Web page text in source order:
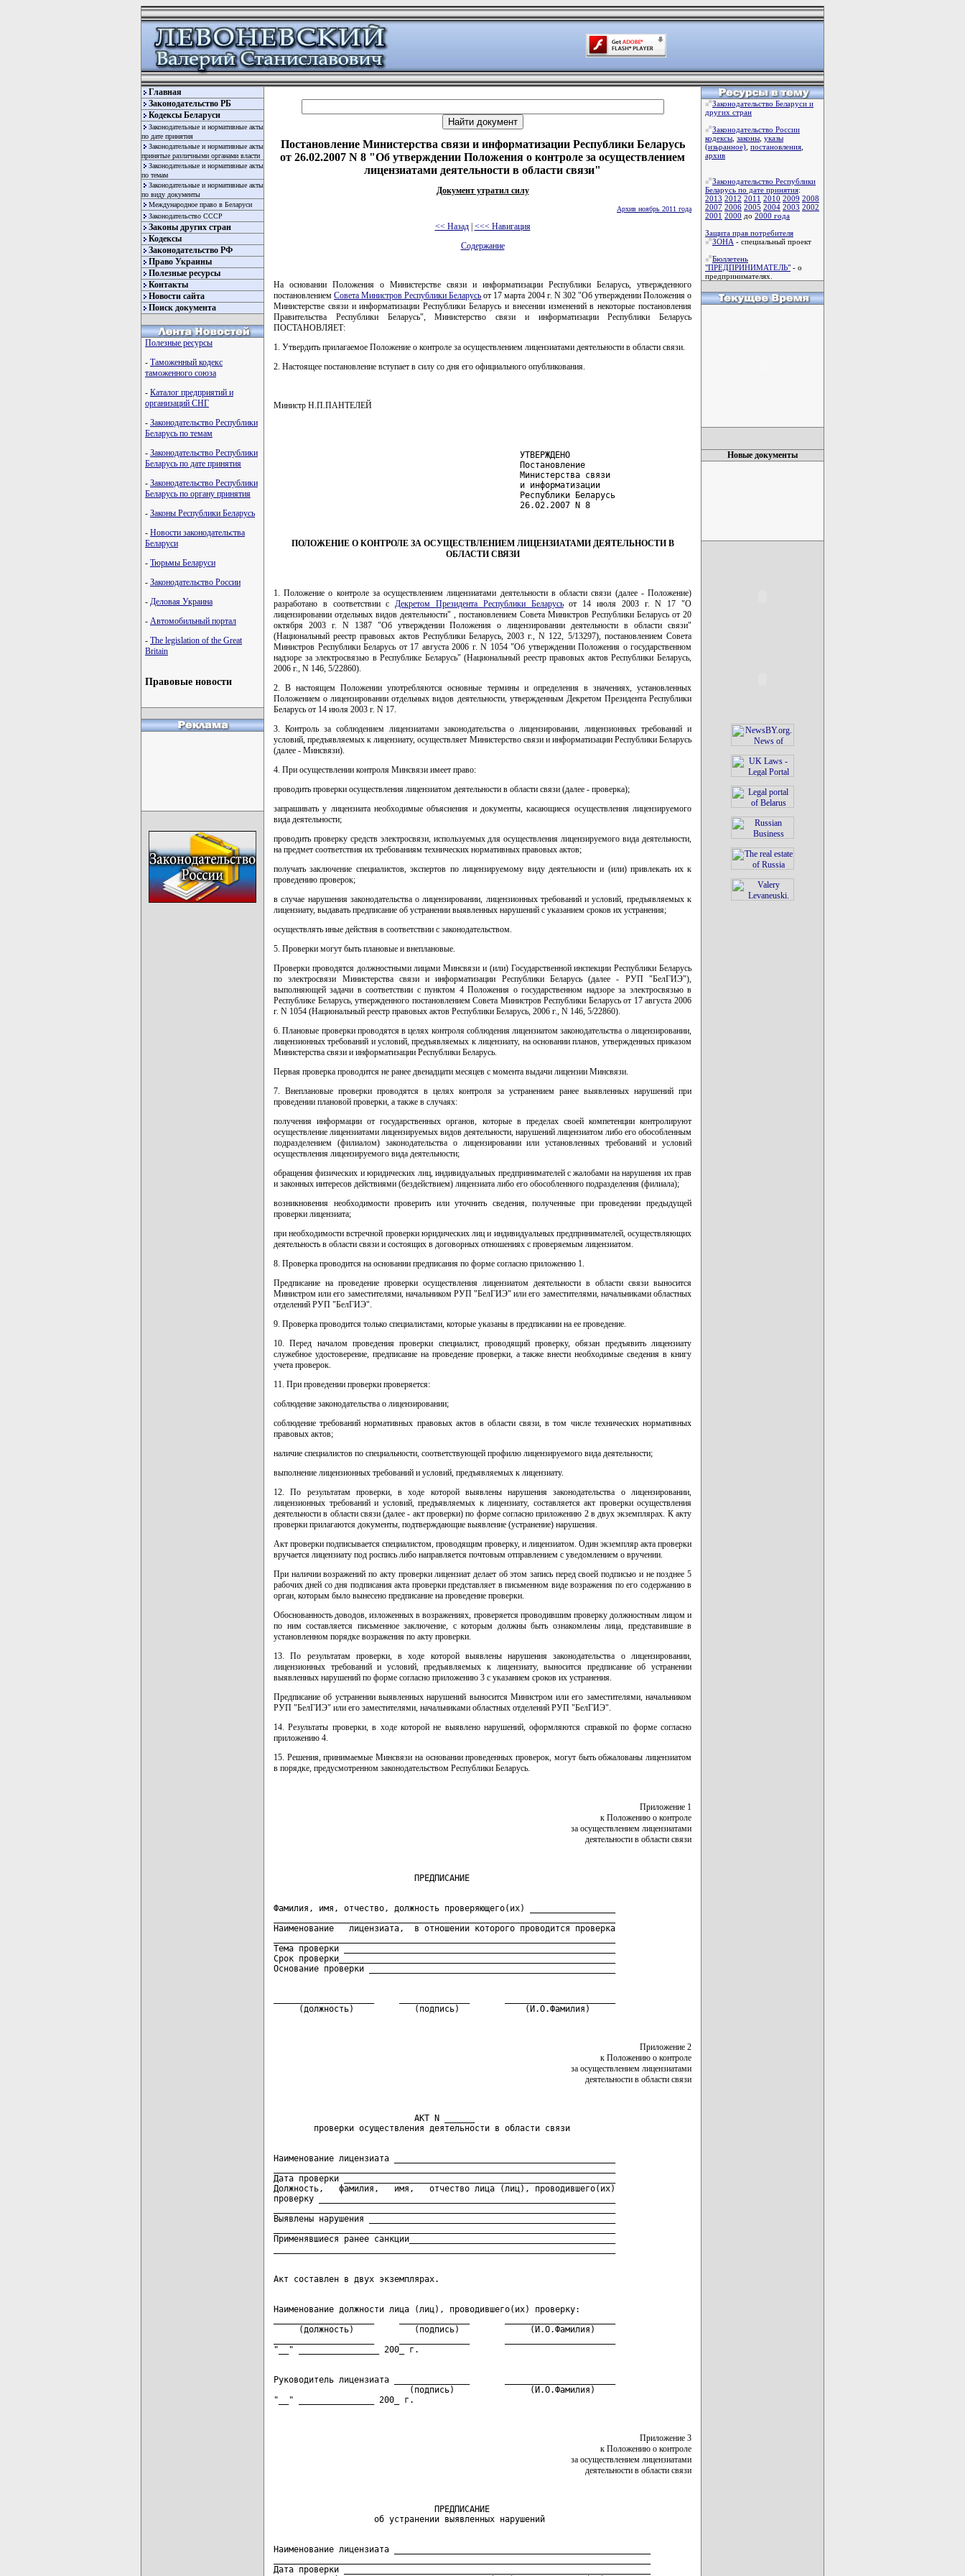
Главная
Законодательство РБ
Кодексы Беларуси
Законодательные и нормативные акты
по дате принятия
Законодательные и нормативные акты
принятые различными органами власти
Законодательные и нормативные акты
по темам
Законодательные и нормативные акты
по виду документы
Международное право в Беларуси
Законодательство СССР
Законы других стран
Кодексы
Законодательство РФ
Право Украины
Полезные ресурсы
Контакты
Новости сайта
Поиск документа
Полезные ресурсы
- Таможенный кодекс
таможенного союза
- Каталог предприятий и
организаций СНГ
- Законодательство Республики
Беларусь по темам
- Законодательство Республики
Беларусь по дате принятия
- Законодательство Республики
Беларусь по органу принятия
- Законы Республики Беларусь
- Новости законодательства
Беларуси
- Тюрьмы Беларуси
- Законодательство России
- Деловая Украина
- Автомобильный портал
- The legislation of the Great
Britain
Правовые новости
Постановление Министерства связи и информатизации Республики Беларусь
от 26.02.2007 N 8 "Об утверждении Положения о контроле за осуществлением
лицензиатами деятельности в области связи"
Документ утратил силу
Архив ноябрь 2011 года
<< Назад| <<< Навигация
Содержание
На основании Положения о Министерстве связи и информатизации Республики Беларусь, утвержденного
постановлениемСовета Министров Республики Беларусь от 17 марта 2004 г. N 302 "Об утверждении Положения о
Министерстве связи и информатизации Республики Беларусь и внесении изменений в некоторые постановления
Правительства Республики Беларусь", Министерство связи и информатизации Республики Беларусь
ПОСТАНОВЛЯЕТ:
1. Утвердить прилагаемое Положение о контроле за осуществлением лицензиатами деятельности в области связи.
2. Настоящее постановление вступает в силу со дня его официального опубликования.
Министр Н.П.ПАНТЕЛЕЙ
                                                 УТВЕРЖДЕНО
                                                 Постановление
                                                 Министерства связи
                                                 и информатизации
                                                 Республики Беларусь
                                                 26.02.2007 N 8
ПОЛОЖЕНИЕ О КОНТРОЛЕ ЗА ОСУЩЕСТВЛЕНИЕМ ЛИЦЕНЗИАТАМИ ДЕЯТЕЛЬНОСТИ В
ОБЛАСТИ СВЯЗИ
1. Положение о контроле за осуществлением лицензиатами деятельности в области связи (далее - Положение)
разработано в соответствии сДекретом Президента Республики Беларусьот 14 июля 2003 г. N 17 "О
лицензировании отдельных видов деятельности" , постановлением Совета Министров Республики Беларусь от 20
октября 2003 г. N 1387 "Об утверждении Положения о лицензировании деятельности в области связи"
(Национальный реестр правовых актов Республики Беларусь, 2003 г., N 122, 5/13297), постановлением Совета
Министров Республики Беларусь от 17 августа 2006 г. N 1054 "Об утверждении Положения о государственном
надзоре за электросвязью в Республике Беларусь" (Национальный реестр правовых актов Республики Беларусь,
2006 г., N 146, 5/22860).
2. В настоящем Положении употребляются основные термины и определения в значениях, установленных
Положением о лицензировании отдельных видов деятельности, утвержденным Декретом Президента Республики
Беларусь от 14 июля 2003 г. N 17.
3. Контроль за соблюдением лицензиатами законодательства о лицензировании, лицензионных требований и
условий, предъявляемых к лицензиату, осуществляет Министерство связи и информатизации Республики Беларусь
(далее - Минсвязи).
4. При осуществлении контроля Минсвязи имеет право:
проводить проверки осуществления лицензиатом деятельности в области связи (далее - проверка);
запрашивать у лицензиата необходимые объяснения и документы, касающиеся осуществления лицензируемого
вида деятельности;
проводить проверку средств электросвязи, используемых для осуществления лицензируемого вида деятельности,
на предмет соответствия их требованиям технических нормативных правовых актов;
получать заключение специалистов, экспертов по лицензируемому виду деятельности и (или) привлекать их к
проведению проверок;
в случае нарушения законодательства о лицензировании, лицензионных требований и условий, предъявляемых к
лицензиату, выдавать предписание об устранении выявленных нарушений с указанием сроков их устранения;
осуществлять иные действия в соответствии с законодательством.
5. Проверки могут быть плановые и внеплановые.
Проверки проводятся должностными лицами Минсвязи и (или) Государственной инспекции Республики Беларусь
по электросвязи Министерства связи и информатизации Республики Беларусь (далее - РУП "БелГИЭ"),
выполняющей задачи в соответствии с пунктом 4 Положения о государственном надзоре за электросвязью в
Республике Беларусь, утвержденного постановлением Совета Министров Республики Беларусь от 17 августа 2006
г. N 1054 (Национальный реестр правовых актов Республики Беларусь, 2006 г., N 146, 5/22860).
6. Плановые проверки проводятся в целях контроля соблюдения лицензиатом законодательства о лицензировании,
лицензионных требований и условий, предъявляемых к лицензиату, на основании планов, утвержденных приказом
Министерства связи и информатизации Республики Беларусь.
Первая проверка проводится не ранее двенадцати месяцев с момента выдачи лицензии Минсвязи.
7. Внеплановые проверки проводятся в целях контроля за устранением ранее выявленных нарушений при
проведении плановой проверки, а также в случаях:
получения информации от государственных органов, которые в пределах своей компетенции контролируют
осуществление лицензиатами лицензируемых видов деятельности, нарушений лицензиатом либо его обособленным
подразделением (филиалом) законодательства о лицензировании или установленных требований и условий
осуществления лицензируемого вида деятельности;
обращения физических и юридических лиц, индивидуальных предпринимателей с жалобами на нарушения их прав
и законных интересов действиями (бездействием) лицензиата либо его обособленного подразделения (филиала);
возникновения необходимости проверить или уточнить сведения, полученные при проведении предыдущей
проверки лицензиата;
при необходимости встречной проверки юридических лиц и индивидуальных предпринимателей, осуществляющих
деятельность в области связи и состоящих в договорных отношениях с проверяемым лицензиатом.
8. Проверка проводится на основании предписания по форме согласно приложению 1.
Предписание на проведение проверки осуществления лицензиатом деятельности в области связи выносится
Министром или его заместителями, начальником РУП "БелГИЭ" или его заместителями, начальниками областных
отделений РУП "БелГИЭ".
9. Проверка проводится только специалистами, которые указаны в предписании на ее проведение.
10. Перед началом проведения проверки специалист, проводящий проверку, обязан предъявить лицензиату
служебное удостоверение, предписание на проведение проверки, а также внести необходимые сведения в книгу
учета проверок.
11. При проведении проверки проверяется:
соблюдение законодательства о лицензировании;
соблюдение требований нормативных правовых актов в области связи, в том числе технических нормативных
правовых актов;
наличие специалистов по специальности, соответствующей профилю лицензируемого вида деятельности;
выполнение лицензионных требований и условий, предъявляемых к лицензиату.
12. По результатам проверки, в ходе которой выявлены нарушения законодательства о лицензировании,
лицензионных требований и условий, предъявляемых к лицензиату, составляется акт проверки осуществления
деятельности в области связи (далее - акт проверки) по форме согласно приложению 2 в двух экземплярах. К акту
проверки прилагаются документы, подтверждающие выявление (устранение) нарушения.
Акт проверки подписывается специалистом, проводящим проверку, и лицензиатом. Один экземпляр акта проверки
вручается лицензиату под роспись либо направляется почтовым отправлением с уведомлением о вручении.
При наличии возражений по акту проверки лицензиат делает об этом запись перед своей подписью и не позднее 5
рабочих дней со дня подписания акта проверки представляет в письменном виде возражения по его содержанию в
орган, которым было вынесено предписание на проведение проверки.
Обоснованность доводов, изложенных в возражениях, проверяется проводившим проверку должностным лицом и
по ним составляется письменное заключение, с которым должны быть ознакомлены лица, представившие в
установленном порядке возражения по акту проверки.
13. По результатам проверки, в ходе которой выявлены нарушения законодательства о лицензировании,
лицензионных требований и условий, предъявляемых к лицензиату, выносится предписание об устранении
выявленных нарушений по форме согласно приложению 3 с указанием сроков их устранения.
Предписание об устранении выявленных нарушений выносится Министром или его заместителями, начальником
РУП "БелГИЭ" или его заместителями, начальниками областных отделений РУП "БелГИЭ".
14. Результаты проверки, в ходе которой не выявлено нарушений, оформляются справкой по форме согласно
приложению 4.
15. Решения, принимаемые Минсвязи на основании проведенных проверок, могут быть обжалованы лицензиатом
в порядке, предусмотренном законодательством Республики Беларусь.
Приложение 1
к Положению о контроле
за осуществлением лицензиатами
деятельности в области связи
Фамилия, имя, отчество, должность проверяющего(их) _________________
Наименование   лицензиата,  в отношении которого проводится проверка
Тема проверки ______________________________________________________
Срок проверки_______________________________________________________
     (должность)            (подпись)             (И.О.Фамилия)
Приложение 2
к Положению о контроле
за осуществлением лицензиатами
деятельности в области связи
                            АКТ N ______
Наименование лицензиата ____________________________________________
Дата проверки ______________________________________________________
Должность,   фамилия,   имя,   отчество лица (лиц), проводившего(их)
проверку ___________________________________________________________
Выявлены нарушения _________________________________________________
Применявшиеся ранее санкции_________________________________________
Наименование должности лица (лиц), проводившего(их) проверку:
     (должность)            (подпись)              (И.О.Фамилия)
Руководитель лицензиата _______________       ______________________
                           (подпись)               (И.О.Фамилия)
"__" _______________ 200_ г.
Приложение 3
к Положению о контроле
за осуществлением лицензиатами
деятельности в области связи
                                ПРЕДПИСАНИЕ
Наименование лицензиата ___________________________________________________
Дата проверки _____________________________________________________________
Законодательство Беларуси и
других стран
Законодательство России
кодексы законы указы
(изьранное) постановления
архив
Законодательство Республики
Беларусь по дате принятия:
2013 2012 2011 2010 2009 2008
2007 2006 2005 2004 2003 2002
2001 2000 до 2000 года
Защита прав потребителя
ЗОНА - специальный проект
Бюллетень
"ПРЕДПРИНИМАТЕЛЬ" - о
предпринимателях.
Новые документы